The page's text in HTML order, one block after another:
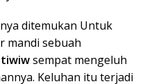
ditemukan Untuk
mandi sebuah
sempat mengeluh
Keluhan itu terjadi